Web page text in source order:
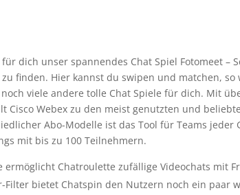
dich unser spannendes Chat Spiel Fotomeet –
finden. Hier kannst du swipen und matchen,
viele andere tolle Chat Spiele für dich. Mit
Cisco Webex zu den meist genutzten und
Abo-Modelle ist das Tool für Teams jeder
mit bis zu 100 Teilnehmern.
ermöglicht Chatroulette zufällige Videochats mit
Filter bietet Chatspin den Nutzern noch ein paar